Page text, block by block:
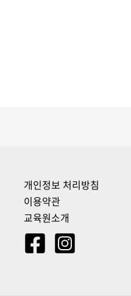
개인정보 처리방침
이용약관
교육원소개